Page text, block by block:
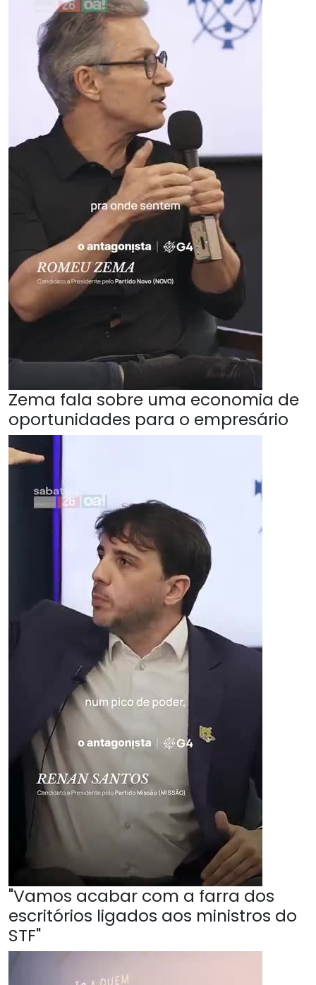
Zema fala sobre uma economia de
oportunidades para o empresário
"Vamos acabar com a farra dos
escritórios ligados aos ministros do
STF"